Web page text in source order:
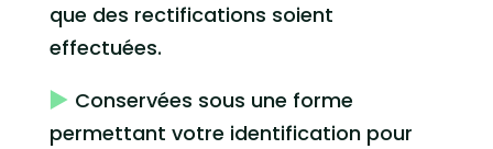
que des rectifications soient
effectuées.
Conservées sous une forme
permettant votre identification pour